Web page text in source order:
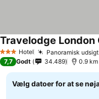
3 StjernerHotel Panoramisk
Travelodge London
7,7 Godt 34.489 0.9
Vælg datoer for at se